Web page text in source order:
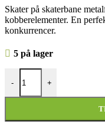
Skater på skaterbane
kobberelementer. En
konkurrencer.
5 på lager
-
Skater på skaterbane
+